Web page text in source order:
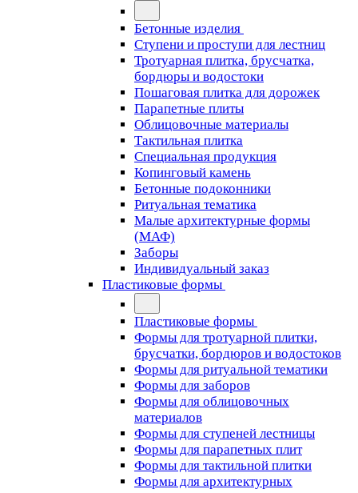
Бетонные изделия
Ступени и проступи для лестниц
Тротуарная плитка, брусчатка,
бордюры и водостоки
Пошаговая плитка для дорожек
Парапетные плиты
Облицовочные материалы
Тактильная плитка
Специальная продукция
Копинговый камень
Бетонные подоконники
Ритуальная тематика
Малые архитектурные формы
(МАФ)
Заборы
Индивидуальный заказ
Пластиковые формы
Пластиковые формы
Формы для тротуарной плитки,
брусчатки, бордюров и водостоков
Формы для ритуальной тематики
Формы для заборов
Формы для облицовочных
материалов
Формы для ступеней лестницы
Формы для парапетных плит
Формы для тактильной плитки
Формы для архитектурных